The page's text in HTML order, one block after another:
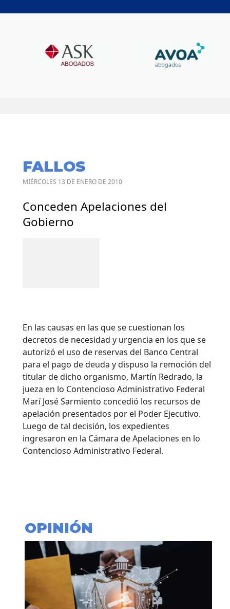
FALLOS
MIÉRCOLES 13 DE ENERO DE 2010
Conceden Apelaciones del
Gobierno
En las causas en las que se cuestionan los
decretos de necesidad y urgencia en los que se
autorizó el uso de reservas del Banco Central
para el pago de deuda y dispuso la remoción del
titular de dicho organismo, Martín Redrado, la
jueza en lo Contencioso Administrativo Federal
Marí José Sarmiento concedió los recursos de
apelación presentados por el Poder Ejecutivo.
Luego de tal decisión, los expedientes
ingresaron en la Cámara de Apelaciones en lo
Contencioso Administrativo Federal.
OPINIÓN